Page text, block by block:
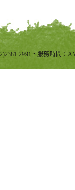
2991‧服務時間：